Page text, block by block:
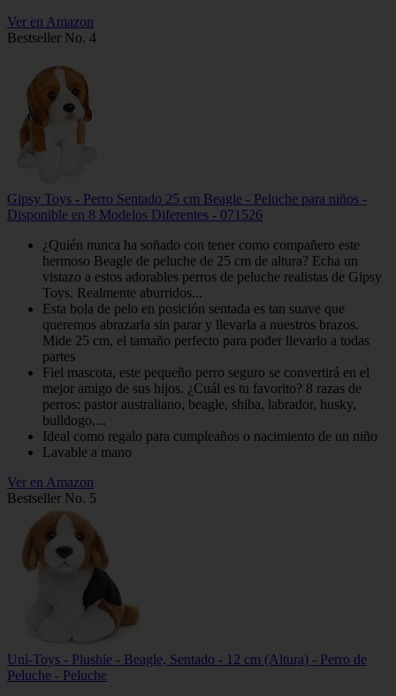
Ver en Amazon
Bestseller No. 4
Gipsy Toys - Perro Sentado 25 cm Beagle - Peluche para niños -
Disponible en 8 Modelos Diferentes - 071526
¿Quién nunca ha soñado con tener como compañero este
hermoso Beagle de peluche de 25 cm de altura? Echa un
vistazo a estos adorables perros de peluche realistas de Gipsy
Toys. Realmente aburridos...
Esta bola de pelo en posición sentada es tan suave que
queremos abrazarla sin parar y llevarla a nuestros brazos.
Mide 25 cm, el tamaño perfecto para poder llevarlo a todas
partes
Fiel mascota, este pequeño perro seguro se convertirá en el
mejor amigo de sus hijos. ¿Cuál es tu favorito? 8 razas de
perros: pastor australiano, beagle, shiba, labrador, husky,
bulldogo,...
Ideal como regalo para cumpleaños o nacimiento de un niño
Lavable a mano
Ver en Amazon
Bestseller No. 5
Uni-Toys - Plushie - Beagle, Sentado - 12 cm (Altura) - Perro de
Peluche - Peluche